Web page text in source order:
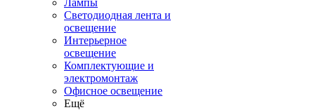
Лампы
Светодиодная лента и
освещение
Интерьерное
освещение
Комплектующие и
электромонтаж
Офисное освещение
Ещё